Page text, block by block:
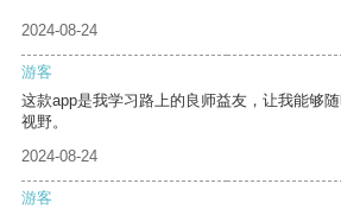
2024-08-24
游客
这款app是我学习路上的良师益友，让我能够
视野。
2024-08-24
游客